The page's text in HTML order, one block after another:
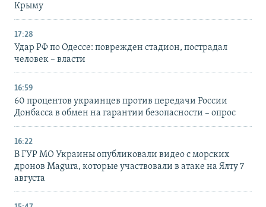
Крыму
17:28
Удар РФ по Одессе: поврежден стадион, пострадал
человек – власти
16:59
60 процентов украинцев против передачи России
Донбасса в обмен на гарантии безопасности – опрос
16:22
В ГУР МО Украины опубликовали видео с морских
дронов Magura, которые участвовали в атаке на Ялту 7
августа